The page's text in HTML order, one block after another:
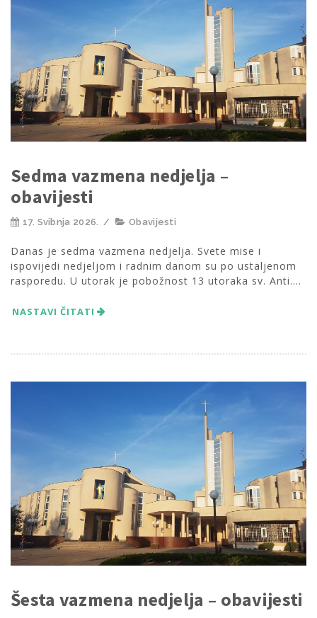
Sedma vazmena nedjelja –
obavijesti
17. Svibnja 2026. / Obavijesti
Danas je sedma vazmena nedjelja. Svete mise i
ispovijedi nedjeljom i radnim danom su po ustaljenom
rasporedu. U utorak je pobožnost 13 utoraka sv. Anti....
NASTAVI ČITATI
Šesta vazmena nedjelja – obavijesti